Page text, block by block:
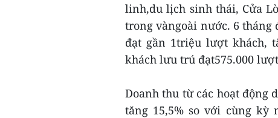
linh,du lịch sinh thái, Cửa
trong vàngoài nước. 6 tháng
đạt gần 1triệu lượt khách,
khách lưu trú đạt575.000
Doanh thu từ các hoạt động
tăng 15,5% so với cùng